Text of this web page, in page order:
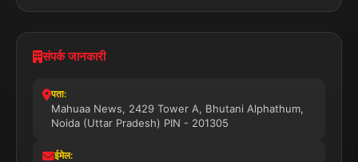
संपर्क जानकारी
पता:
Mahuaa News, 2429 Tower A, Bhutani Alphathum,
Noida (Uttar Pradesh) PIN - 201305
ईमेल: